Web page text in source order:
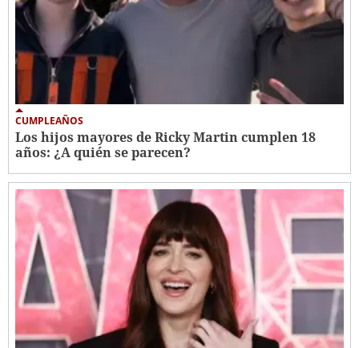
CUMPLEAÑOS
Los hijos mayores de Ricky Martin cumplen 18
años: ¿A quién se parecen?